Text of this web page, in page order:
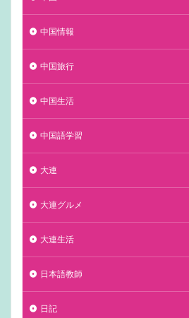
中国情報
中国旅行
中国生活
中国語学習
大連
大連グルメ
大連生活
日本語教師
日記